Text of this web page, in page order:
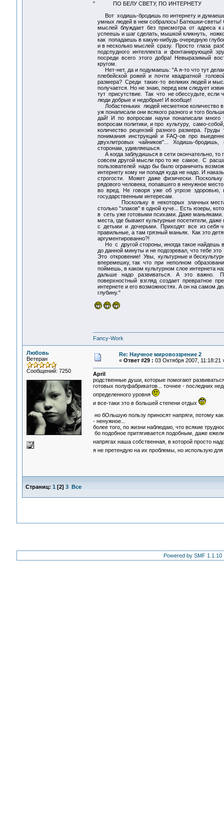
" ПО БЕЛУ СВЕТУ, ПО ИНТЕРНЕТУ
Вот ходишь-бродишь по интернету и
умных людей в нем собралось! Батюшки-светы!
мыслей блуждает без присмотра от адреса к
успеешь и шаг сделать, мышкой кликнуть,
как попадаешь в какую-нибудь очередную
и в несколько мыслей сразу. Просто глаза
подспудного интеллекта и фонтанирующей
посреди всего этого добра! Невыразимый
кругом.
Нет-нет, да и подумаешь: "А я-то что тут
плебейской рожей и почти квадратной
размера? Cреди таких-то великих людей и
получается. Но не знаю, перед кем следует
тут присутствие. Так что не обессудьте, если
люди добрые и недобрые! И вообще!
Лобастеньких людей несметное количество в
уж понаписали они всякого разного и того
дай! И по вопросам науки понаписали много
вопросам политики, и про культуру, само-
количество рецензий разного размера. Груды
понимания инструкций и FAQ-ов про
двухлитровых чайников"... Ходишь-бродишь,
сторонам, удивляешься.
А когда заблудишься в сети окончательно, то
совсем другой мысли про то же самое. С
пользователей надо бы было ограничить
интернету кому ни попадя куда не надо. И
строгости. Может даже физически. Поскольку
рядового человека, попавшего в ненужное
во вред. Не говоря уже об угрозе здоровью,
государственным интересам.
Поскольку в некоторых злачных местах
столько "злаков" в одной куче... Есть юзеры,
в сеть уже готовыми психами. Даже маньяками.
места, где бывают культурные посетители,
с детьми и дочерьми. Приходят все из себя
правильные, а там грязный маньяк. Как это
аргументированно?!
Но с другой стороны, иногда такое найдешь в
до данной минуты и не подозревал, что тебе
Это откровение! Увы, культурные и
вперемешку, так что при неполном
поймешь, в каком культурном слое интернета
дальше надо развиваться. А это важно.
поверхностный взгляд создает превратное
интернете и его возможностях. А он на самом
глубину."
Fancy-Work
Любовь
Ветеран
Сообщений: 7250
Re: Научное мировоззрение 2
« Ответ #29 : 03 Октября 2007, 11:18:21
April
родственные души, которые помогают
готовых полуфабрикатов... точнее - последних
определенного уровня
и все-таки это в большей степени отдых
но бОльшую пользу приносят напряги, потому
- ненужное...
более того, по жизни наблюдаю, что всякие
бо подобное притягивается подобным, даже
напрягах наша собственная, в которой просто
я не претендую на их проблемы, но использую
Страниц: 1 [2] 3 Все
Powered by SMF 1.1.10